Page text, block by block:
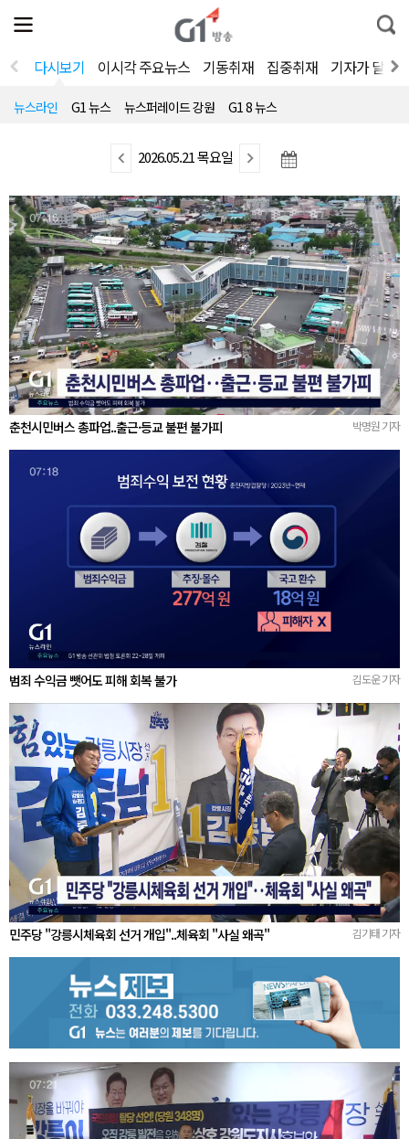
전
체
뉴
열
통
합
색
다시보기 이시각 주요뉴스 기동취재 집중취재 기자가 달려
뉴스라인 G1 뉴스 뉴스퍼레이드 강원 G1 8 뉴스
이
뉴
스
2026.05.21 목요일
음
뉴
스
춘천시민버스 총파업..출근·등교 불편 불가피 박명원 기자
범죄 수익금 뺏어도 피해 회복 불가 김도운 기자
민주당 "강릉시체육회 선거 개입"..체육회 "사실 왜곡" 김기태 기자